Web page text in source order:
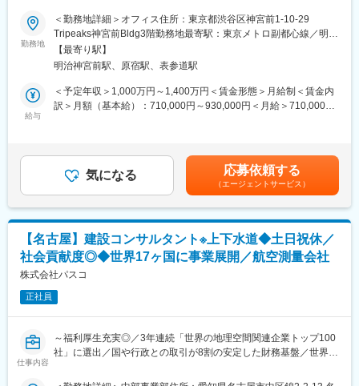
■ポジション魅力
◎専門性の高い思考力と営業力の獲得
専門家（法律）という特定の業界に深く入り込むからこそ身につ
く深い思考力と、それをプロフェッショナルな顧客に届ける高度
◎高い社会的意義
日々の経営コンサルティング業務が、「二割司法の解消」という
単なるサービス販売にとどまらず、当社のビジネスモデルが大き
く転換するフェーズにおいて、事業成長を最前線で牽引するダイ
ナミズムを経験できます。
◎ヒューマンタッチ×テクノロジーの融合
自身のコンサルティングを通じて得た顧客インサイトが直接プロ
ダクト（AI・プラットフォーム）の進化に繋がる、事業開発に近
い経験が得られます。
■当ポジションの特徴・魅力
アイリスグループの会社をメインに担当いたします。通常コンサ
ルファームではクライアントの意向に沿って案件を進める形が主
流ですが、本ポジションでは自ら課題を見つけ、分野を問わず上
流から導入後のウォッチングまで一気通貫で切り込んでいくこと
が可能です。また、グループ内のコンサルタントポジションであ
■業務内容
経営課題・事業課題を解決するプロジェクトに参画し、ビジネス
の企画構想、PoC推進、業務構築・改善、システム企画構想、シ
グ業務だけでなくマネジメント業務も遂行いただきます。会社を
立ち上げて間もないこともあり、次世代のiFINDを担うコアメンバ
ー候補として、会社全般の施策立案/実行やコンサルティング事業
全体の活動に参画できます。
【PJ例】
・テクノロジーを活用した売れる営業組織および仕組みの立案
・管理会計業務プロセス改善
・EC向け顧客分析プラットフォーム構築とマーケティング施策立
案
勤務地
＜勤務地詳細＞オフィス住所：東京都渋谷区神宮前1-10-29
Tripeaks神宮前Bldg3階勤務地最寄駅：東京メトロ副都心線／明治
神宮前駅受動喫煙対策：屋内全面禁煙変更の範囲：会社の定める
事業所（リモートワーク含む）
【最寄り駅】
明治神宮前駅、原宿駅、表参道駅
給与
＜予定年収＞1,000万円～1,400万円＜賃金形態＞月給制＜賃金内
訳＞月額（基本給）：710,000円～930,000円＜月給＞710,000円
考を通じて上下する可能性があります。月給(月額)は固定手当を含
めた表記です。
気になる 応募依頼する
（エージェントサービス）
【名古屋】建設コンサルタント※上下水道◆土日祝休／
社会貢献度◎◆世界17ヶ国に事業展開／航空測量会社
株式会社パスコ
正社員
仕事内容
～福利厚生充実◎／3年連続「世界の地理空間関連企業トップ100
社」に選出／国や行政との取引が8割の安定した財務基盤／世界